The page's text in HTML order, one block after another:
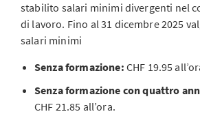
stabilito salari minimi divergenti nel
di lavoro. Fino al 31 dicembre 2025
salari minimi
Senza formazione: CHF 19.95
Senza formazione con quattro
CHF 21.85 all’ora.